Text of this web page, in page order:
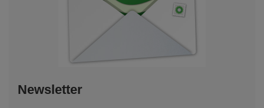
Newsletter